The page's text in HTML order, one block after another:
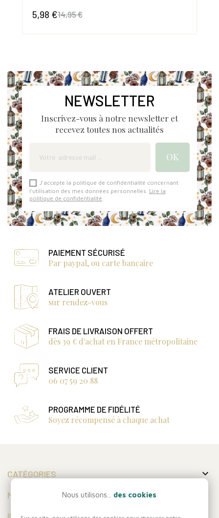
5,98 €14,95 €
NEWSLETTER
Inscrivez-vous à notre newsletter et
recevez toutes nos actualités
J'accepte la politique de confidentialité concernant
l'utilisation des mes données personnelles. Lire la
politique de confidentialité
PAIEMENT SÉCURISÉ
Par paypal, ou carte bancaire
ATELIER OUVERT
sur rendez-vous
FRAIS DE LIVRAISON OFFERT
dès 39 € d'achat en France métropolitaine
SERVICE CLIENT
06 07 59 20 88
PROGRAMME DE FIDÉLITÉ
Soyez récompensé à chaque achat
CATÉGORIES 
MON COMPTE Nous utilisons... des cookies